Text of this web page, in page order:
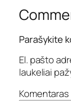
Parašykite
El. pašto
laukeliai
Komentaras